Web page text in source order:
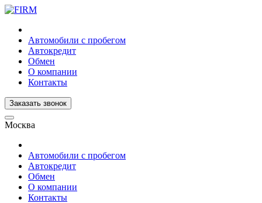
Автомобили с пробегом
Автокредит
Обмен
О компании
Контакты
Заказать звонок
Москва
Автомобили с пробегом
Автокредит
Обмен
О компании
Контакты